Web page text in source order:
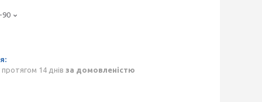
90
14 днів за домовленістю